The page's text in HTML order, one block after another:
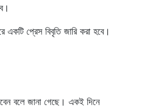
একটি প্রেস বিবৃতি জারি করা হবে।
বলে জানা গেছে। একই দিনে